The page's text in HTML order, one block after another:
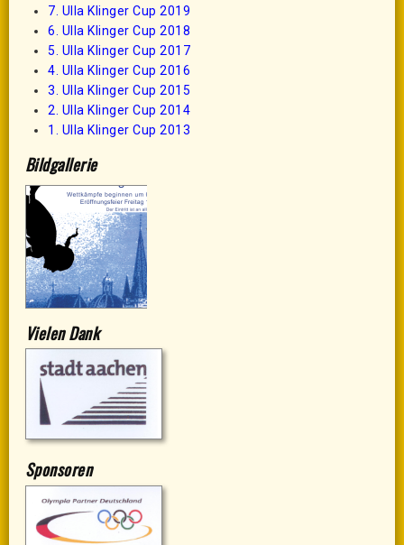
7. Ulla Klinger Cup 2019
6. Ulla Klinger Cup 2018
5. Ulla Klinger Cup 2017
4. Ulla Klinger Cup 2016
3. Ulla Klinger Cup 2015
2. Ulla Klinger Cup 2014
1. Ulla Klinger Cup 2013
Bildgallerie
Vielen Dank
Sponsoren